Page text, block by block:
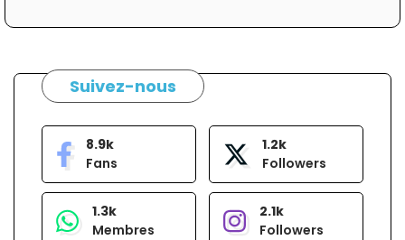
Suivez-nous
8.9k
Fans
1.2k
Followers
1.3k
Membres
2.1k
Followers